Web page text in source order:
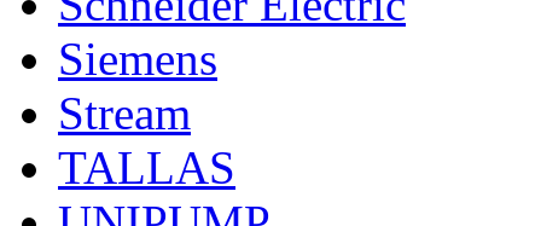
Siemens
Stream
TALLAS